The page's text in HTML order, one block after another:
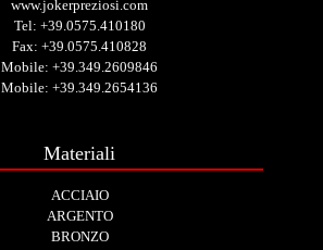
www.jokerpreziosi.com
Tel: +39.0575.410180
Fax: +39.0575.410828
Mobile: +39.349.2609846
Mobile: +39.349.2654136
Materiali
ACCIAIO
ARGENTO
BRONZO